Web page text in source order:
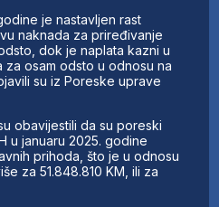
je nastavljen rast
naknada za priređivanje
dok je naplata kazni u
osam odsto u odnosu na
su iz Poreske uprave
obavijestili da su poreski
u januaru 2025. godine
prihoda, što je u odnosu
za 51.848.810 KM, ili za